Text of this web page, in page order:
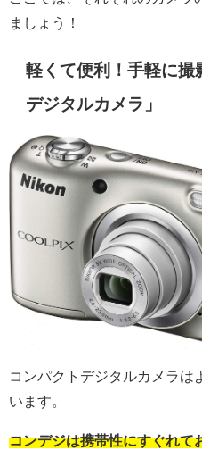
ましょう！
軽くて便利！手軽に撮
デジタルカメラ」
コンパクトデジタルカメラは
います。
コンデジは携帯性にすぐれて